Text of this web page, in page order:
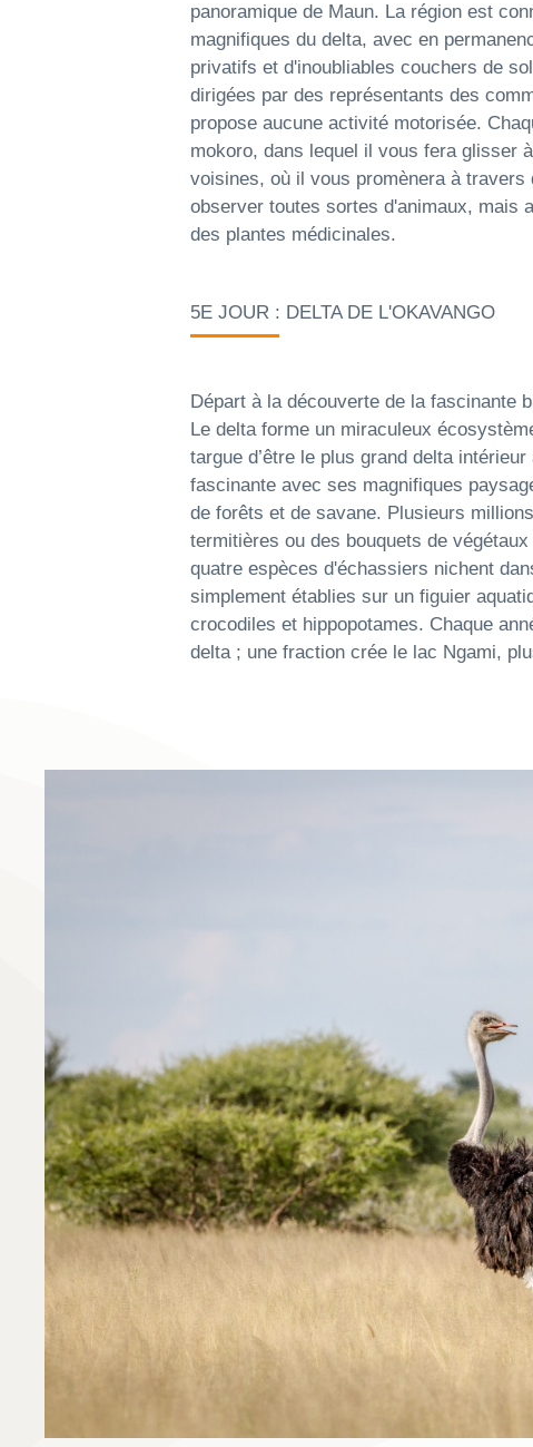
panoramique de Maun. La région est
magnifiques du delta, avec en
privatifs et d'inoubliables couchers de
dirigées par des représentants des
propose aucune activité motorisée.
mokoro, dans lequel il vous fera glisser
voisines, où il vous promènera à travers
observer toutes sortes d'animaux, mais
des plantes médicinales.
5E JOUR : DELTA DE L'OKAVANGO
Départ à la découverte de la fascinante
Le delta forme un miraculeux
targue d’être le plus grand delta
fascinante avec ses magnifiques
de forêts et de savane. Plusieurs
termitières ou des bouquets de
quatre espèces d'échassiers nichent
simplement établies sur un figuier
crocodiles et hippopotames. Chaque
delta ; une fraction crée le lac Ngami,